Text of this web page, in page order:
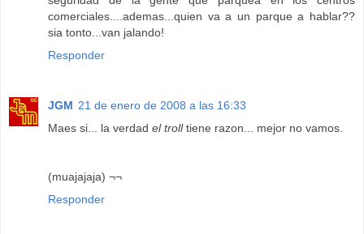
comerciales....ademas...quien va a un parque a hablar??
sia tonto...van jalando!
Responder
JGM 21 de enero de 2008 a las 16:33
Maes si... la verdad el trolltiene razon... mejor no vamos.
(muajajaja) ¬¬
Responder